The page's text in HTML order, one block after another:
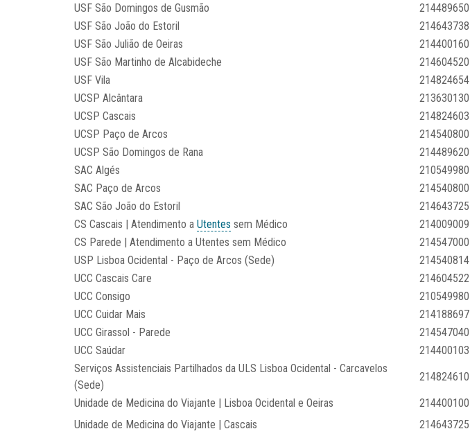
USF São Domingos de Gusmão
214489650
USF São João do Estoril
214643738
USF São Julião de Oeiras
214400160
USF São Martinho de Alcabideche
214604520
USF Vila
214824654
UCSP Alcântara
213630130
UCSP Cascais
214824603
UCSP Paço de Arcos
214540800
UCSP São Domingos de Rana
214489620
SAC Algés
210549980
SAC Paço de Arcos
214540800
SAC São João do Estoril
214643725
CS Cascais | Atendimento a Utentes sem Médico 214009009
CS Parede | Atendimento a Utentes sem Médico
214547000
USP Lisboa Ocidental - Paço de Arcos (Sede)
214540814
UCC Cascais Care
214604522
UCC Consigo
210549980
UCC Cuidar Mais
214188697
UCC Girassol - Parede
214547040
UCC Saúdar
214400103
Serviços Assistenciais Partilhados da ULS Lisboa Ocidental - Carcavelos
(Sede)
214824610
Unidade de Medicina do Viajante | Lisboa Ocidental e Oeiras
214400100
Unidade de Medicina do Viajante | Cascais
214643725